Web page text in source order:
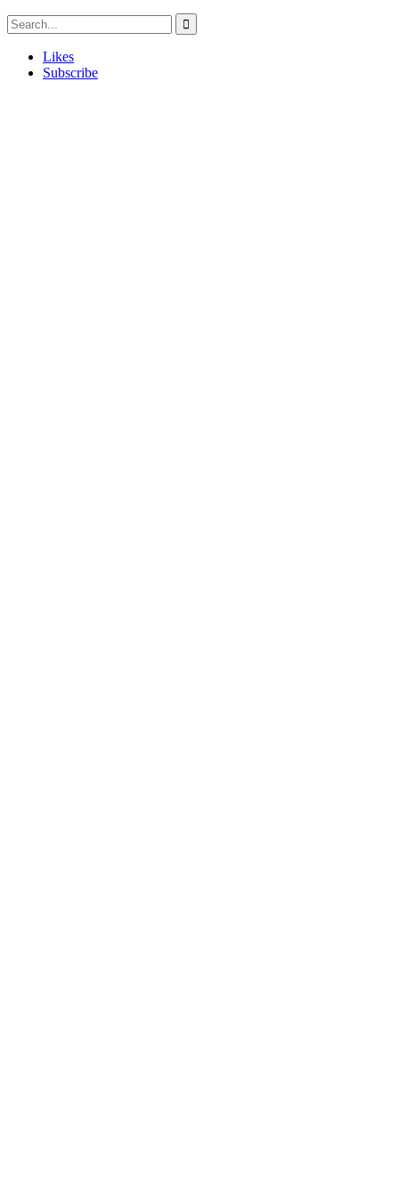
Likes
Subscribe